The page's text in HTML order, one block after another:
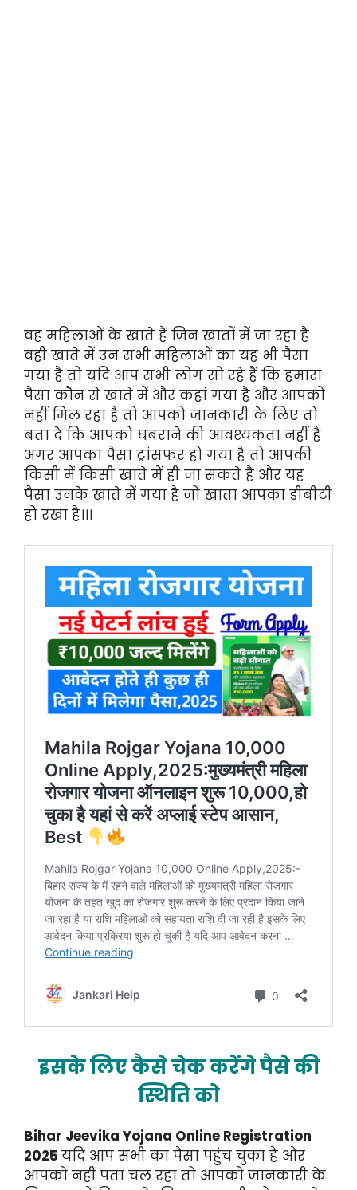
वह महिलाओं के खाते हैं जिन खातों में जा रहा है
वही खाते में उन सभी महिलाओं का यह भी पैसा
गया है तो यदि आप सभी लोग सो रहे हैं कि हमारा
पैसा कौन से खाते में और कहां गया है और आपको
नहीं मिल रहा है तो आपको जानकारी के लिए तो
बता दे कि आपको घबराने की आवश्यकता नहीं है
अगर आपका पैसा ट्रांसफर हो गया है तो आपकी
किसी में किसी खाते में ही जा सकते हैं और यह
पैसा उनके खाते में गया है जो खाता आपका डीबीटी
हो रखा है।।।
इसके लिए कैसे चेक करेंगे पैसे की
स्थिति को
Bihar Jeevika Yojana Online Registration
2025 यदि आप सभी का पैसा पहुंच चुका है और
आपको नहीं पता चल रहा तो आपको जानकारी के